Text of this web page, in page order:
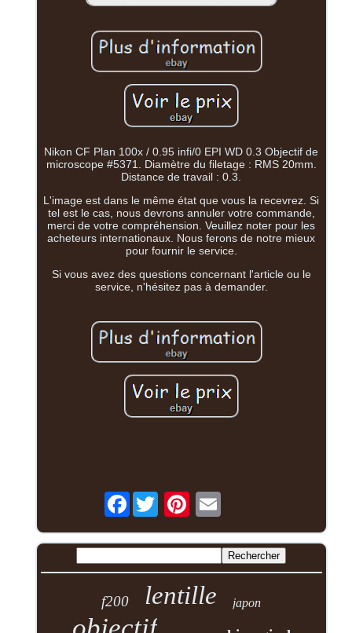
Nikon CF Plan 100x / 0.95 infi/0 EPI WD 0.3 Objectif de
microscope #5371. Diamètre du filetage : RMS 20mm.
Distance de travail : 0.3.
L'image est dans le même état que vous la recevrez. Si
tel est le cas, nous devrons annuler votre commande,
merci de votre compréhension. Veuillez noter pour les
acheteurs internationaux. Nous ferons de notre mieux
pour fournir le service.
Si vous avez des questions concernant l'article ou le
service, n'hésitez pas à demander.
Facebook
f200 lentille japon